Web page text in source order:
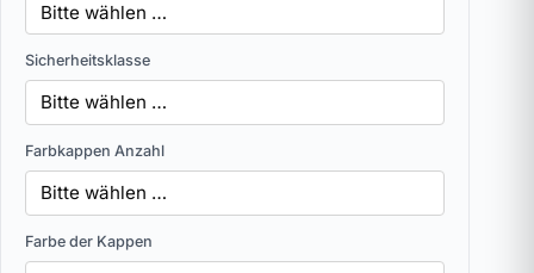
Sicherheitsklasse
Farbkappen Anzahl
Farbe der Kappen